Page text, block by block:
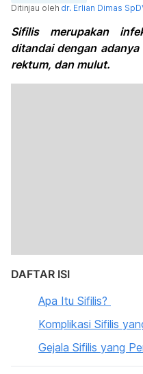
Ditinjau oleh dr. Erlian Dimas
Sifilis merupakan
ditandai dengan
rektum, dan mulut.
DAFTAR ISI
Apa Itu Sifilis?
Komplikasi Sifilis
Gejala Sifilis yang